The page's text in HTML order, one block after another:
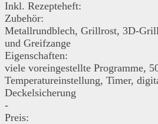
Inkl. Rezepteheft:
Zubehör:
Metallrundblech, Grillrost, 3D-
und Greifzange
Eigenschaften:
viele voreingestellte Programme,
Temperatureinstellung, Timer,
Deckelsicherung
-
Preis: